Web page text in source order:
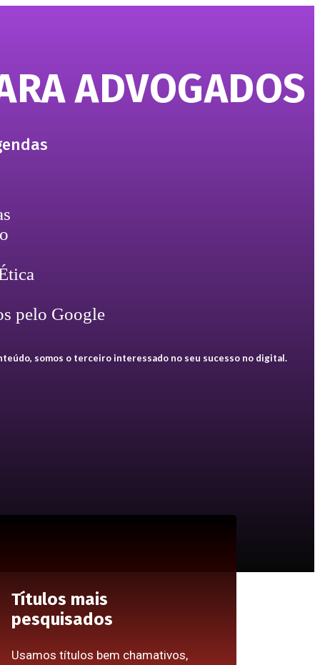
ADVOGADOS
pelo Google
somos o terceiro interessado no seu sucesso no digital.
Títulos mais
pesquisados
Usamos títulos bem chamativos,